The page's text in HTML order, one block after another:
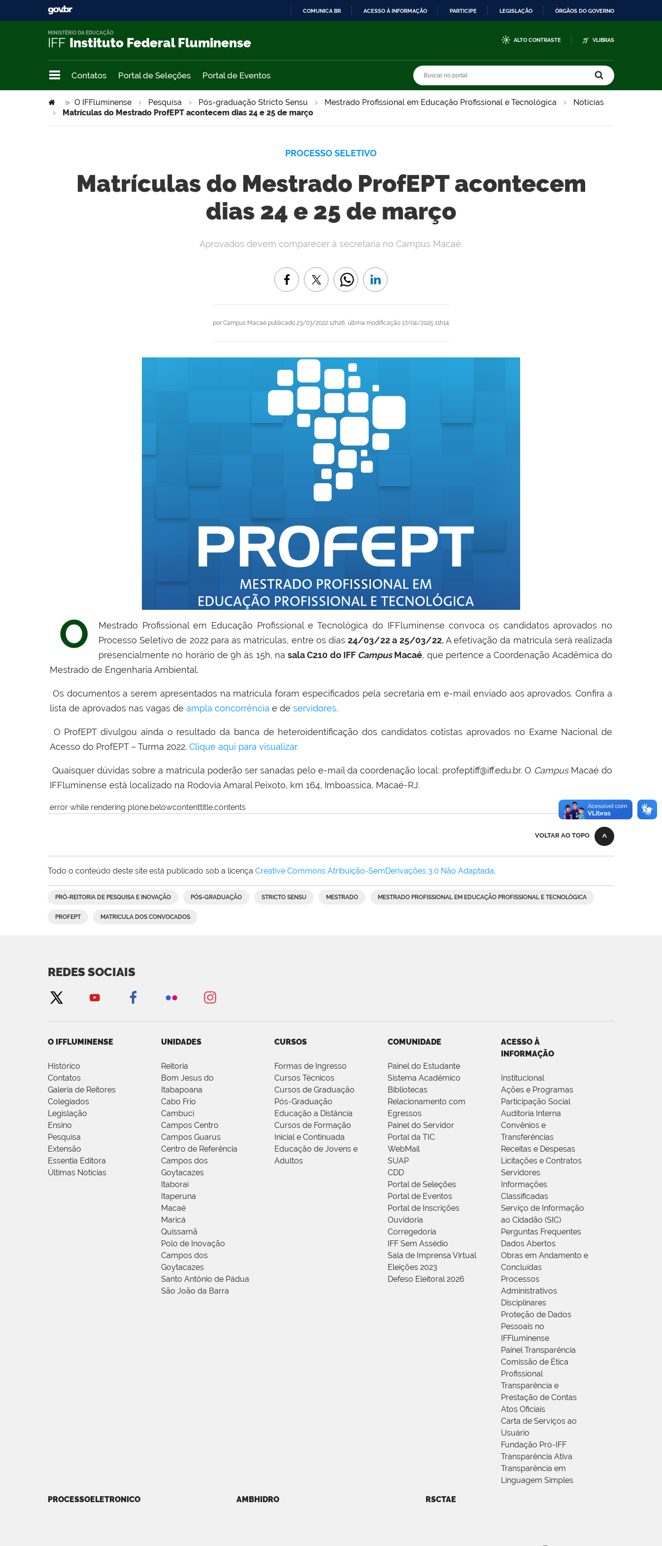
COMUNICA BR ACESSO À INFORMAÇÃO PARTICIPE LEGISLAÇÃO ÓRGÃOS DO GOVERNO
IFF Instituto Federal Fluminense
MINISTÉRIO DA EDUCAÇÃO
ALTO CONTRASTE VLIBRAS
Contatos Portal de Seleções Portal de Eventos
O IFFluminense Pesquisa Pós-graduação Stricto Sensu Mestrado Profissional em Educação Profissional e Tecnológica
>
Notícias
Matrículas do Mestrado ProfEPT acontecem dias 24 e 25 de março
PROCESSO SELETIVO
Matrículas do Mestrado ProfEPT acontecem
dias 24 e 25 de março
por Campus Macaé publicado 23/03/2022 12h26, última modificação 17/04/2025 11h14
Aprovados devem comparecer à secretaria no Campus Macaé.
O
Mestrado Profissional em Educação Profissional e Tecnológica do IFFluminense convoca os candidatos aprovados no
Processo Seletivo de 2022 para as matrículas, entre os dias24/03/22 a 25/03/22. A efetivação da matrícula será realizada
presencialmente no horário de 9h às 15h, nasala C210 do IFF CampusMacaé, que pertence a Coordenação Acadêmica do
Mestrado de Engenharia Ambiental.
Os documentos a serem apresentados na matrícula foram especificados pela secretaria em e-mail enviado aos aprovados. Confira a
lista de aprovados nas vagas de ampla concorrência e de servidores.
O ProfEPT divulgou ainda o resultado da banca de heteroidentificação dos candidatos cotistas aprovados no Exame Nacional de
Acesso do ProfEPT – Turma 2022. Clique aqui para visualizar.
Quaisquer dúvidas sobre a matrícula poderão ser sanadas pelo e-mail da coordenação local: profeptiff@iff.edu.br. O CampusMacaé do
IFFluminense está localizado na Rodovia Amaral Peixoto, km 164, Imboassica, Macaé-RJ.
error while rendering plone.belowcontenttitle.contents
VOLTAR AO TOPO
Todo o conteúdo deste site está publicado sob a licença Creative Commons Atribuição-SemDerivações 3.0 Não Adaptada.
PRÓ-REITORIA DE PESQUISA E INOVAÇÃO PÓS-GRADUAÇÃO STRICTO SENSU MESTRADO MESTRADO PROFISSIONAL EM EDUCAÇÃO PROFISSIONAL E TECNOLÓGICA
PROFEPT MATRICULA DOS CONVOCADOS
REDES SOCIAIS
O IFFLUMINENSE
Histórico
Contatos
Galeria de Reitores
Colegiados
Legislação
Ensino
Pesquisa
Extensão
Essentia Editora
Últimas Notícias
UNIDADES
Reitoria
Bom Jesus do
Itabapoana
Cabo Frio
Cambuci
Campos Centro
Campos Guarus
Centro de Referência
Campos dos
Goytacazes
Itaboraí
Itaperuna
Macaé
Maricá
Quissamã
Polo de Inovação
Campos dos
Goytacazes
Santo Antônio de Pádua
São João da Barra
CURSOS
Formas de Ingresso
Cursos Técnicos
Cursos de Graduação
Pós-Graduação
Educação a Distância
Cursos de Formação
Inicial e Continuada
Educação de Jovens e
Adultos
COMUNIDADE
Painel do Estudante
Sistema Acadêmico
Bibliotecas
Relacionamento com
Egressos
Painel do Servidor
Portal da TIC
WebMail
SUAP
CDD
Portal de Seleções
Portal de Eventos
Portal de Inscrições
Ouvidoria
Corregedoria
IFF Sem Assédio
Sala de Imprensa Virtual
Eleições 2023
Defeso Eleitoral 2026
ACESSO À
INFORMAÇÃO
Institucional
Ações e Programas
Participação Social
Auditoria Interna
Convênios e
Transferências
Receitas e Despesas
Licitações e Contratos
Servidores
Informações
Classificadas
Serviço de Informação
ao Cidadão (SIC)
Perguntas Frequentes
Dados Abertos
Obras em Andamento e
Concluídas
Processos
Administrativos
Disciplinares
Proteção de Dados
Pessoais no
IFFluminense
Painel Transparência
Comissão de Ética
Profissional
Transparência e
Prestação de Contas
Atos Oficiais
Carta de Serviços ao
Usuário
Fundação Pró-IFF
Transparência Ativa
Transparência em
Linguagem Simples
PROCESSOELETRONICO AMBHIDRO RSCTAE